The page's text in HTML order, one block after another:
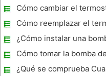
2 000 F150
Cómo cambiar el
Cómo reemplazar el
Camaro
¿Cómo instalar una
Oldsmobile Achieva
Cómo tomar la bomba
Silverado
¿Qué se comprueba